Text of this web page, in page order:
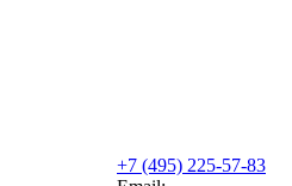
+7 (495) 225-57-83